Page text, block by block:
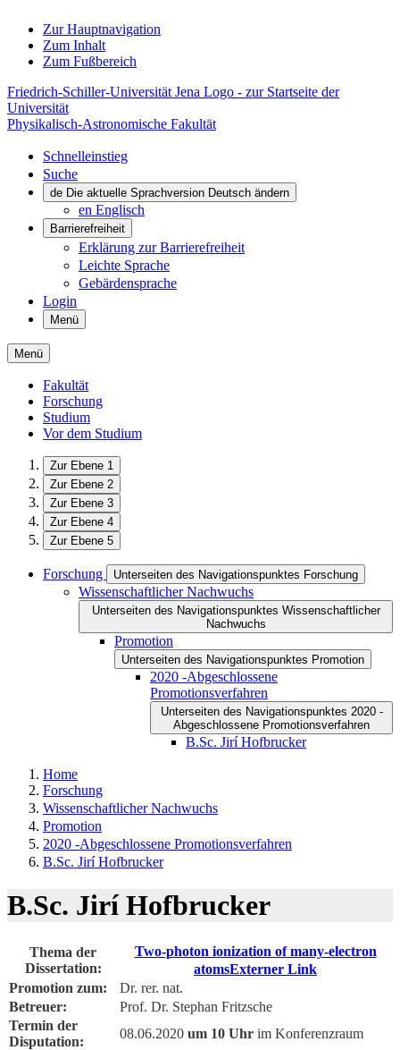
Zur Hauptnavigation
Zum Inhalt
Zum Fußbereich
Friedrich-Schiller-Universität Jena Logo - zur Startseite der
Universität
Physikalisch-Astronomische Fakultät
Schnelleinstieg
Suche
de Die aktuelle Sprachversion Deutsch ändern
en Englisch
Barrierefreiheit
Erklärung zur Barrierefreiheit
Leichte Sprache
Gebärdensprache
Login
Menü
Menü
Fakultät
Forschung
Studium
Vor dem Studium
Zur Ebene 1
Zur Ebene 2
Zur Ebene 3
Zur Ebene 4
Zur Ebene 5
Forschung Unterseiten des Navigationspunktes Forschung
Wissenschaftlicher Nachwuchs
Unterseiten des Navigationspunktes Wissenschaftlicher
Nachwuchs
Promotion
Unterseiten des Navigationspunktes Promotion
2020 -Abgeschlossene
Promotionsverfahren
Unterseiten des Navigationspunktes 2020 -
Abgeschlossene Promotionsverfahren
B.Sc. Jirí Hofbrucker
Home
Forschung
Wissenschaftlicher Nachwuchs
Promotion
2020 -Abgeschlossene Promotionsverfahren
B.Sc. Jirí Hofbrucker
B.Sc. Jirí Hofbrucker
Thema der
Dissertation:
Two-photon ionization of many-electron
atomsExterner Link
Promotion zum:
Dr. rer. nat.
Betreuer:
Prof. Dr. Stephan Fritzsche
Termin der
Disputation:
08.06.2020 um 10 Uhr im Konferenzraum